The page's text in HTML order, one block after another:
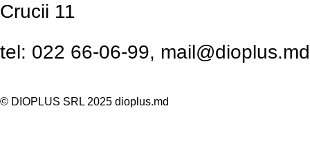
Crucii 11
tel: 022 66-06-99, mail@dioplus.md
© DIOPLUS SRL 2025 dioplus.md